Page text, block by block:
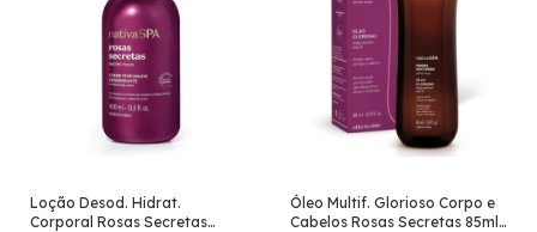
Loção Desod. Hidrat.
Corporal Rosas Secretas
Óleo Multif. Glorioso Corpo e
Cabelos Rosas Secretas 85ml